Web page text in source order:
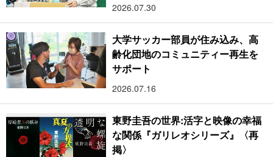
2026.07.30
大学サッカー部員が住み込み、高
齢化団地のコミュニティー再生を
サポート
2026.07.16
東野圭吾の世界:活字と映像の幸福
な関係『ガリレオシリーズ』〈再
掲〉